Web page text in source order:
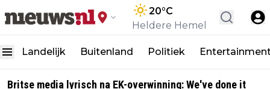
20°C
Heldere Hemel
Landelijk Buitenland Politiek
Britse media lyrisch na EK-overwinning: We've done it